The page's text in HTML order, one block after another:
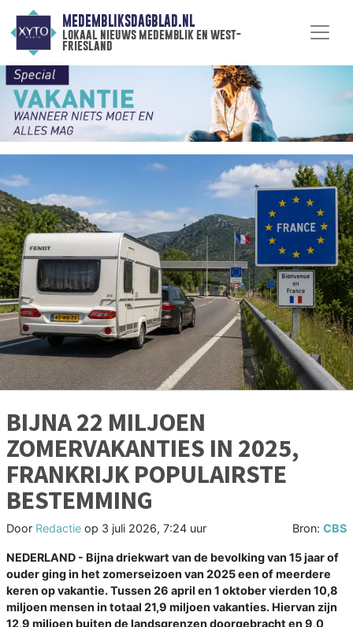
MEDEMBLIKSDAGBLAD.NL
lokaal nieuws medemblik en west-
friesland
BIJNA 22 MILJOEN
ZOMERVAKANTIES IN 2025,
FRANKRIJK POPULAIRSTE
BESTEMMING
Door Redactie op 3 juli 2026, 7:24 uur Bron: CBS
NEDERLAND - Bijna driekwart van de bevolking van 15 jaar of
ouder ging in het zomerseizoen van 2025 een of meerdere
keren op vakantie. Tussen 26 april en 1 oktober vierden 10,8
miljoen mensen in totaal 21,9 miljoen vakanties. Hiervan zijn
12,9 miljoen buiten de landsgrenzen doorgebracht en 9,0